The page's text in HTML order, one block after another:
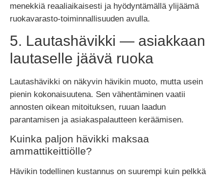
menekkiä reaaliaikaisesti ja hyödyntämällä ylijäämä
ruokavarasto-toiminnallisuuden avulla.
5. Lautashävikki — asiakkaan
lautaselle jäävä ruoka
Lautashävikki on näkyvin hävikin muoto, mutta usein
pienin kokonaisuutena. Sen vähentäminen vaatii
annosten oikean mitoituksen, ruuan laadun
parantamisen ja asiakaspalautteen keräämisen.
Kuinka paljon hävikki maksaa
ammattikeittiölle?
Hävikin todellinen kustannus on suurempi kuin pelkkä